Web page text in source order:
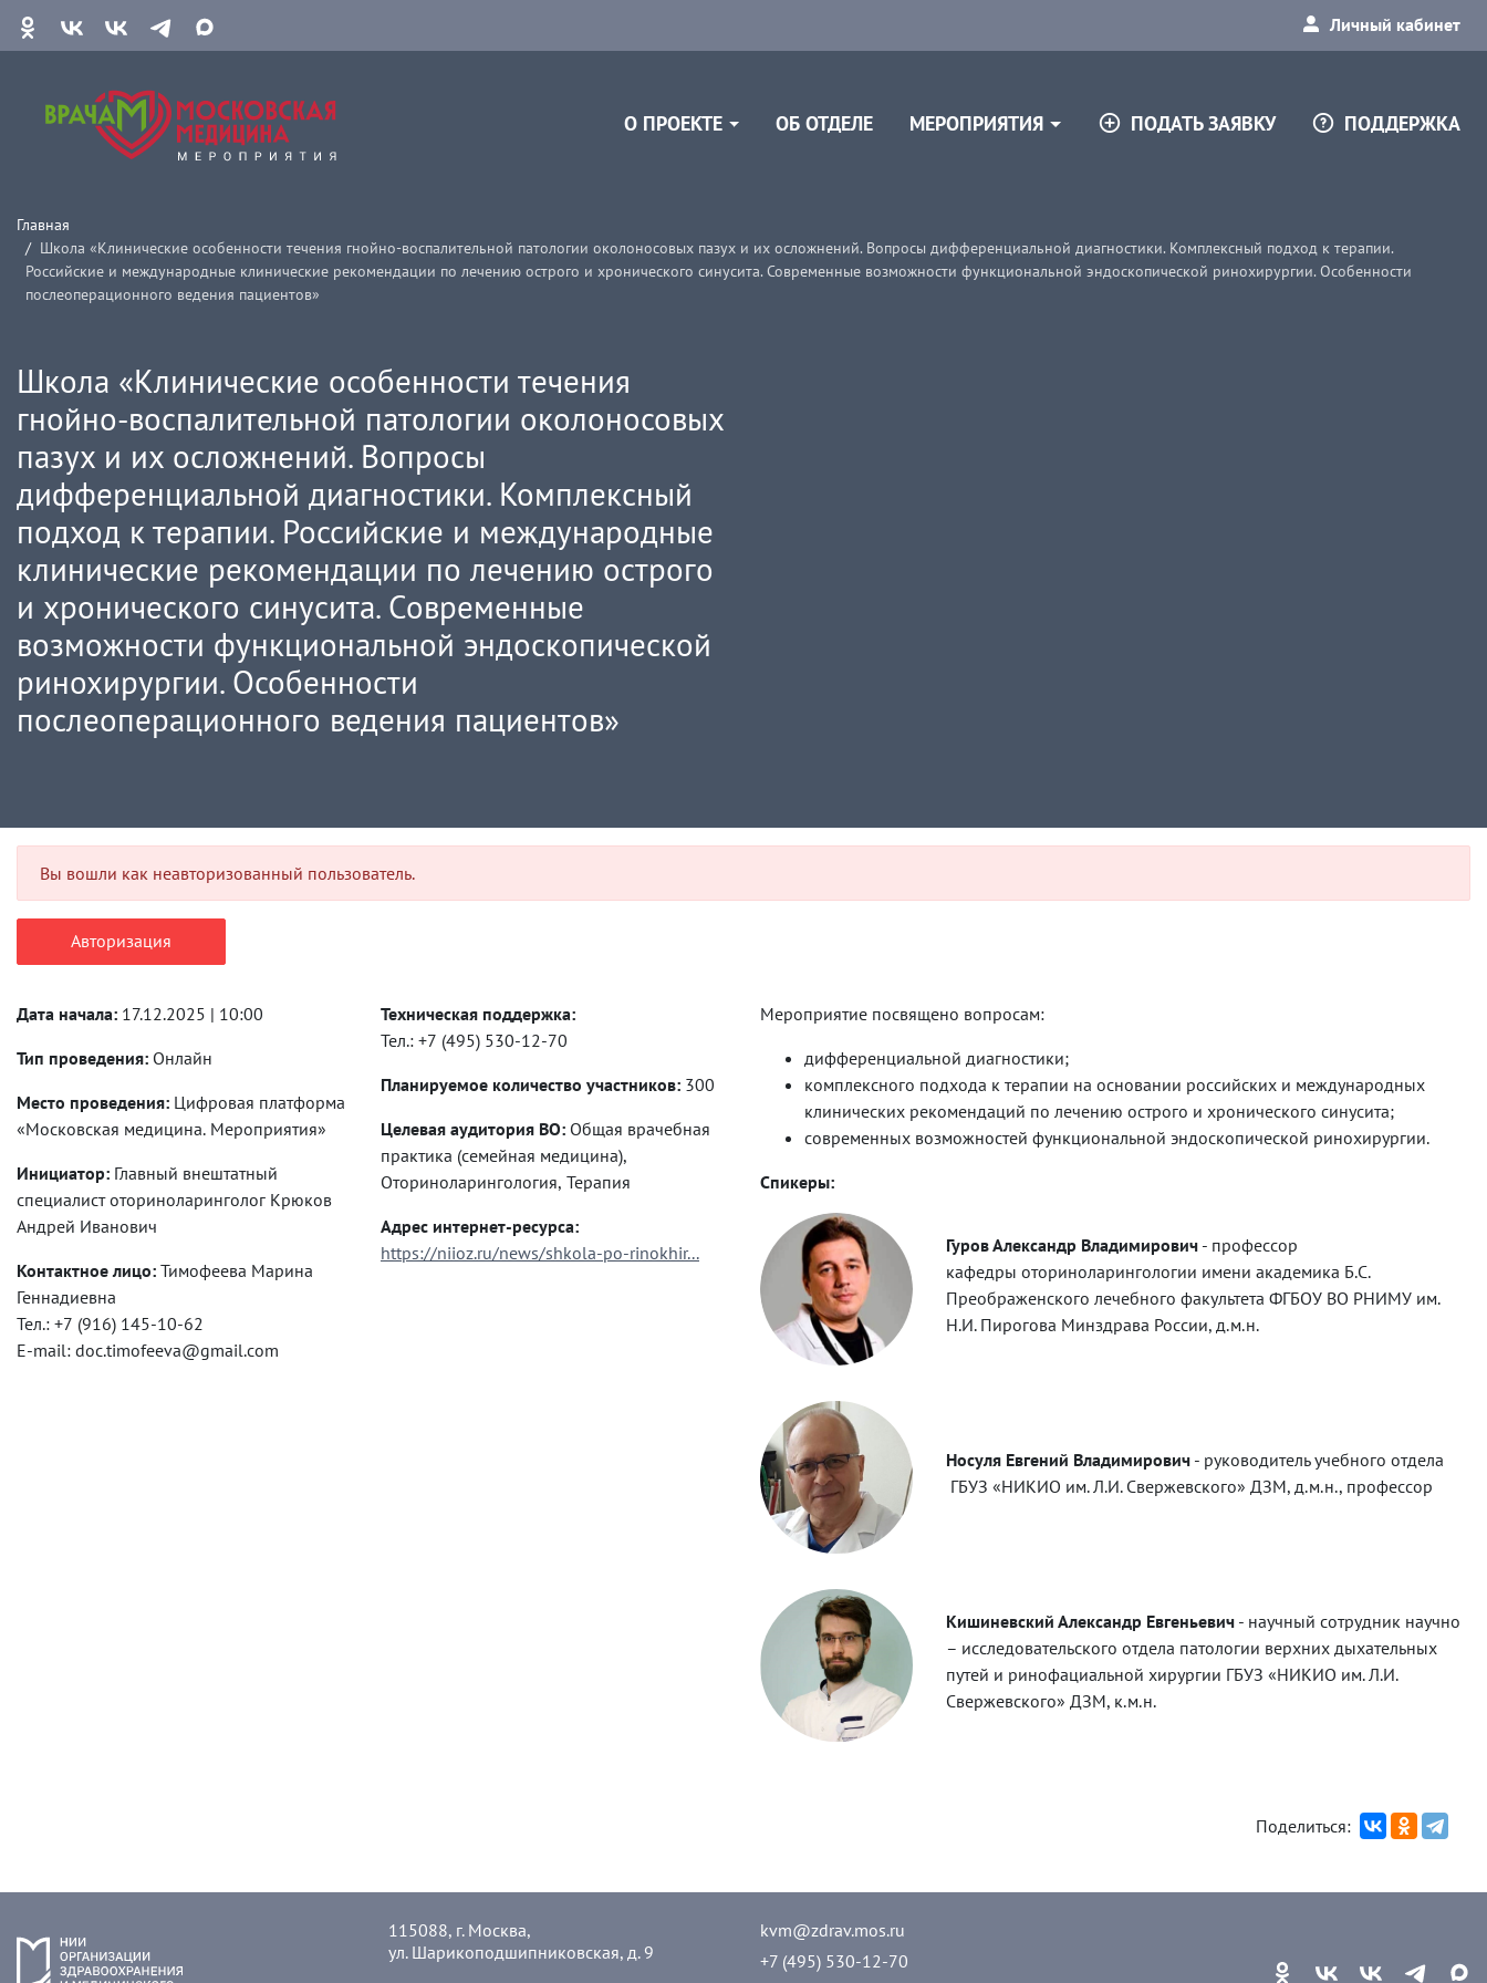
Личный кабинет
О ПРОЕКТЕ ОБ ОТДЕЛЕ МЕРОПРИЯТИЯ ПОДАТЬ ЗАЯВКУ ПОДДЕРЖКА
Главная
Школа «Клинические особенности течения гнойно-воспалительной патологии околоносовых пазух и их осложнений. Вопросы дифференциальной диагностики. Комплексный подход к терапии.
Российские и международные клинические рекомендации по лечению острого и хронического синусита. Современные возможности функциональной эндоскопической ринохирургии. Особенности
послеоперационного ведения пациентов»
Школа «Клинические особенности течения
гнойно-воспалительной патологии околоносовых
пазух и их осложнений. Вопросы
дифференциальной диагностики. Комплексный
подход к терапии. Российские и международные
клинические рекомендации по лечению острого
и хронического синусита. Современные
возможности функциональной эндоскопической
ринохирургии. Особенности
послеоперационного ведения пациентов»
Вы вошли как неавторизованный пользователь.
Авторизация
Дата начала:
17.12.2025 | 10:00
Тип проведения: Онлайн
Место проведения: Цифровая платформа
«Московская медицина. Мероприятия»
Инициатор:
специалист оториноларинголог Крюков
Андрей Иванович
Контактное лицо: Тимофеева Марина
Геннадиевна
Тел.: +7 (916) 145-10-62
E-mail: doc.timofeeva@gmail.com
Техническая поддержка:
Тел.: +7 (495) 530-12-70
Планируемое количество участников: 300
Целевая аудитория ВО:
практика (семейная медицина),
Оториноларингология, Терапия
Адрес интернет-ресурса:
https://niioz.ru/news/shkola-po-rinokhir...
Мероприятие посвящено вопросам:
дифференциальной диагностики;
комплексного подхода к терапии на основании российских и международных
клинических рекомендаций по лечению острого и хронического синусита;
современных возможностей функциональной эндоскопической ринохирургии.
Спикеры:
Гуров Александр Владимирович - профессор
кафедры оториноларингологии имени академика Б.С.
Преображенского лечебного факультета ФГБОУ ВО РНИМУ им.
Н.И. Пирогова Минздрава России, д.м.н.
Носуля Евгений Владимирович - руководитель учебного отдела
ГБУЗ «НИКИО им. Л.И. Свержевского» ДЗМ, д.м.н., профессор
Кишиневский Александр Евгеньевич - научный сотрудник научно
– исследовательского отдела патологии верхних дыхательных
путей и ринофациальной хирургии ГБУЗ «НИКИО им. Л.И.
Свержевского» ДЗМ, к.м.н.
Поделиться:
115088, г. Москва,
ул. Шарикоподшипниковская, д. 9
kvm@zdrav.mos.ru
+7 (495) 530-12-70